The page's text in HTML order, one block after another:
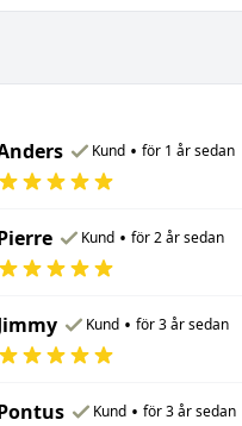
Kund • för 1 år sedan
Kund • för 2 år sedan
Kund • för 3 år sedan
Kund • för 3 år sedan